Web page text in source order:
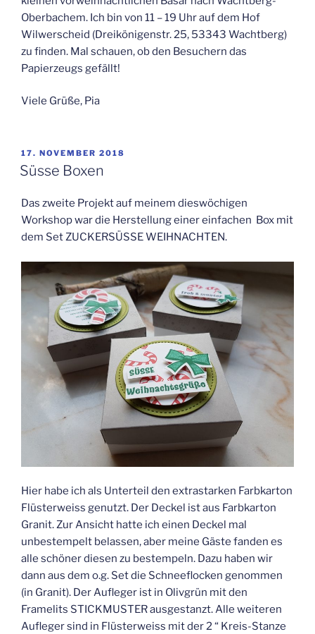
Oberbachem. Ich bin von 11 – 19 Uhr auf dem Hof
Wilwerscheid (Dreikönigenstr. 25, 53343 Wachtberg)
zu finden. Mal schauen, ob den Besuchern das
Papierzeugs gefällt!
Viele Grüße, Pia
VERÖFFENTLICHT
AM
17. NOVEMBER 2018
Süsse Boxen
Das zweite Projekt auf meinem dieswöchigen
Workshop war die Herstellung einer einfachen Box mit
dem Set ZUCKERSÜSSE WEIHNACHTEN.
Hier habe ich als Unterteil den extrastarken Farbkarton
Flüsterweiss genutzt. Der Deckel ist aus Farbkarton
Granit. Zur Ansicht hatte ich einen Deckel mal
unbestempelt belassen, aber meine Gäste fanden es
alle schöner diesen zu bestempeln. Dazu haben wir
dann aus dem o.g. Set die Schneeflocken genommen
(in Granit). Der Aufleger ist in Olivgrün mit den
Framelits STICKMUSTER ausgestanzt. Alle weiteren
Aufleger sind in Flüsterweiss mit der 2 “ Kreis-Stanze